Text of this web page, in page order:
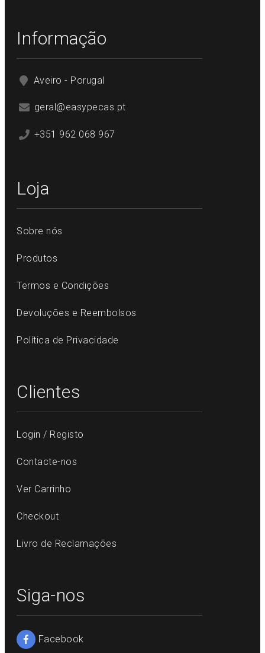
Informação
Aveiro - Porugal
geral@easypecas.pt
+351 962 068 967
Loja
Sobre nós
Produtos
Termos e Condições
Devoluções e Reembolsos
Política de Privacidade
Clientes
Login / Registo
Contacte-nos
Ver Carrinho
Checkout
Livro de Reclamações
Siga-nos
Facebook